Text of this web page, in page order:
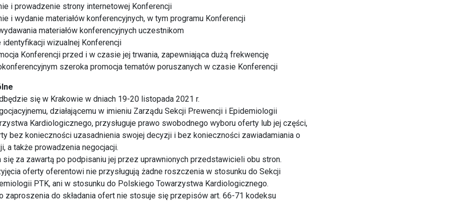
i prowadzenie strony internetowej Konferencji
i wydanie materiałów konferencyjnych, w tym programu Konferencji
materiałów konferencyjnych uczestnikom
identyfikacji wizualnej Konferencji
Konferencji przed i w czasie jej trwania, zapewniająca dużą frekwencję
szeroka promocja tematów poruszanych w czasie Konferencji
się w Krakowie w dniach 19-20 listopada 2021 r.
działającemu w imieniu Zarządu Sekcji Prewencji i Epidemiologii
Kardiologicznego, przysługuje prawo swobodnego wyboru oferty lub jej części,
bez konieczności uzasadnienia swojej decyzji i bez konieczności zawiadamiania o
a także prowadzenia negocjacji.
się za zawartą po podpisaniu jej przez uprawnionych przedstawicieli obu stron.
oferty oferentowi nie przysługują żadne roszczenia w stosunku do Sekcji
PTK, ani w stosunku do Polskiego Towarzystwa Kardiologicznego.
zaproszenia do składania ofert nie stosuje się przepisów art. 66-71 kodeksu